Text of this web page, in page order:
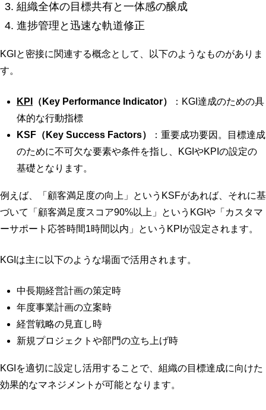
組織全体の目標共有と一体感の醸成
進捗管理と迅速な軌道修正
KGIと密接に関連する概念として、以下のようなものがありま
す。
KPI （Key Performance Indicator）
：KGI達成のための具
体的な行動指標
KSF（Key Success Factors）
：重要成功要因。目標達成
のために不可欠な要素や条件を指し、KGIやKPIの設定の
基礎となります。
例えば、「顧客満足度の向上」というKSFがあれば、それに基
づいて「顧客満足度スコア90%以上」というKGIや「カスタマ
ーサポート応答時間1時間以内」というKPIが設定されます。
KGIは主に以下のような場面で活用されます。
中長期経営計画の策定時
年度事業計画の立案時
経営戦略の見直し時
新規プロジェクトや部門の立ち上げ時
KGIを適切に設定し活用することで、組織の目標達成に向けた
効果的なマネジメントが可能となります。